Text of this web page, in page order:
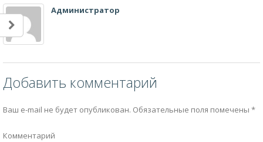
Администратор
Добавить комментарий
Ваш e-mail не будет опубликован. Обязательные поля помечены *
Комментарий